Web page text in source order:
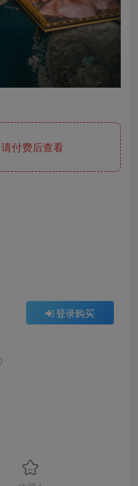
付费后查看
登录购买